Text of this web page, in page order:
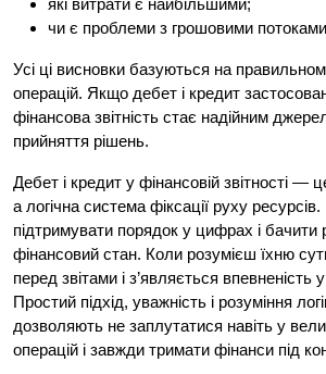
які витрати є найбільшими;
чи є проблеми з грошовими
Усі ці висновки базуються на
операцій. Якщо дебет і кредит
фінансова звітність стає надійним
прийняття рішень.
Дебет і кредит у фінансовій звітності —
а логічна система фіксації руху
підтримувати порядок у цифрах і бачити
фінансовий стан. Коли розумієш їхню
перед звітами і з’являється впевненість
Простий підхід, уважність і розуміння
дозволяють не заплутатися навіть у
операцій і завжди тримати фінанси під